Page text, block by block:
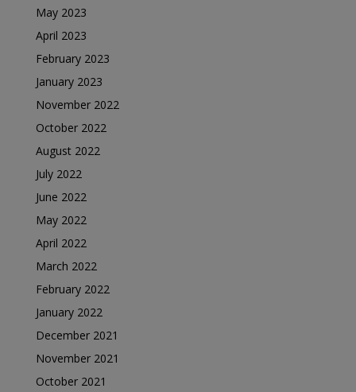
May 2023
April 2023
February 2023
January 2023
November 2022
October 2022
August 2022
July 2022
June 2022
May 2022
April 2022
March 2022
February 2022
January 2022
December 2021
November 2021
October 2021